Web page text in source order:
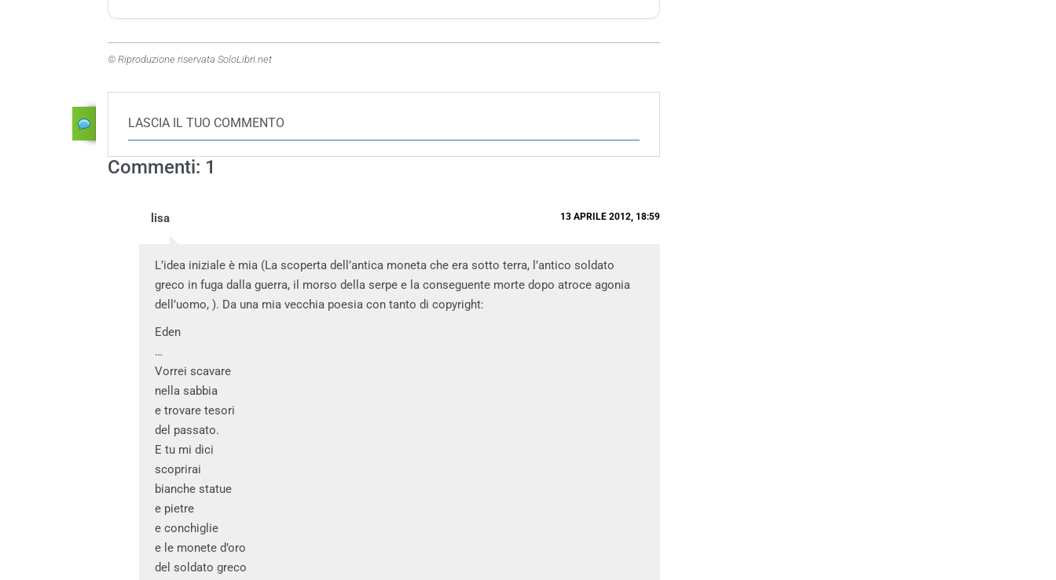
© Riproduzione riservata SoloLibri.net
LASCIA IL TUO COMMENTO
Commenti: 1
lisa 13 APRILE 2012, 18:59
L’idea iniziale è mia (La scoperta dell’antica moneta che era sotto terra, l’antico soldato
greco in fuga dalla guerra, il morso della serpe e la conseguente morte dopo atroce agonia
dell’uomo, ). Da una mia vecchia poesia con tanto di copyright:
Eden
…
Vorrei scavare
nella sabbia
e trovare tesori
del passato.
E tu mi dici
scoprirai
bianche statue
e pietre
e conchiglie
e le monete d’oro
del soldato greco